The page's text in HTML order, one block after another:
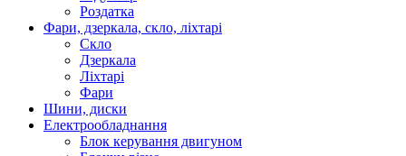
Роздатка
Фари, дзеркала, скло, ліхтарі
Cкло
Дзеркала
Ліхтарі
Фари
Шини, диски
Електрообладнання
Блок керування двигуном